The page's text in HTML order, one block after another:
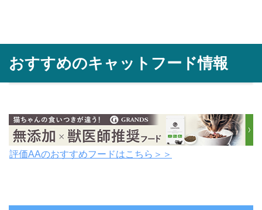
おすすめのキャットフード情報
評価AAのおすすめフードはこちら＞＞